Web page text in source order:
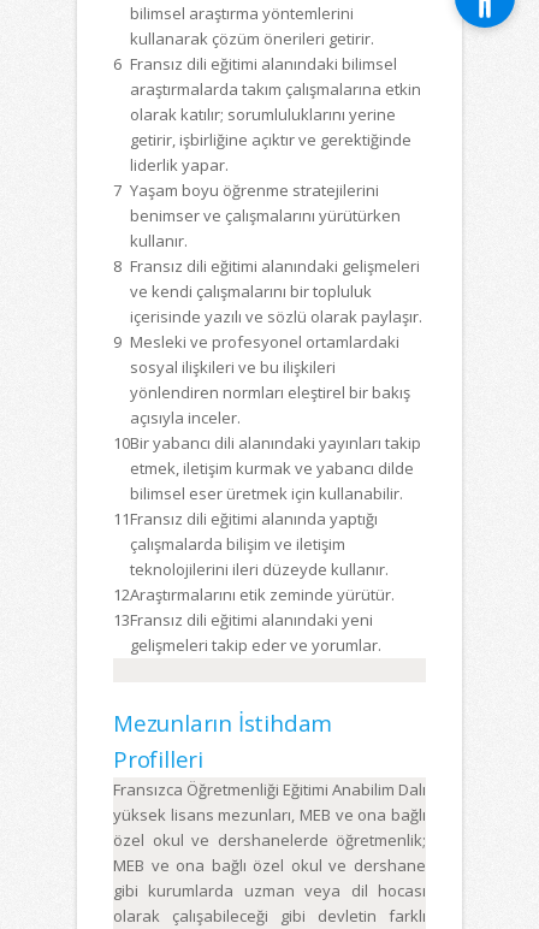
bilimsel araştırma yöntemlerini
kullanarak çözüm önerileri getirir.
6 Fransız dili eğitimi alanındaki bilimsel
araştırmalarda takım çalışmalarına etkin
olarak katılır; sorumluluklarını yerine
getirir, işbirliğine açıktır ve gerektiğinde
liderlik yapar.
7 Yaşam boyu öğrenme stratejilerini
benimser ve çalışmalarını yürütürken
kullanır.
8 Fransız dili eğitimi alanındaki gelişmeleri
ve kendi çalışmalarını bir topluluk
içerisinde yazılı ve sözlü olarak paylaşır.
9 Mesleki ve profesyonel ortamlardaki
sosyal ilişkileri ve bu ilişkileri
yönlendiren normları eleştirel bir bakış
açısıyla inceler.
10Bir yabancı dili alanındaki yayınları takip
etmek, iletişim kurmak ve yabancı dilde
bilimsel eser üretmek için kullanabilir.
11Fransız dili eğitimi alanında yaptığı
çalışmalarda bilişim ve iletişim
teknolojilerini ileri düzeyde kullanır.
12Araştırmalarını etik zeminde yürütür.
13Fransız dili eğitimi alanındaki yeni
gelişmeleri takip eder ve yorumlar.
Mezunların İstihdam
Profilleri
Fransızca Öğretmenliği Eğitimi Anabilim Dalı
yüksek lisans mezunları, MEB ve ona bağlı
özel okul ve dershanelerde öğretmenlik;
MEB ve ona bağlı özel okul ve dershane
gibi kurumlarda uzman veya dil hocası
olarak çalışabileceği gibi devletin farklı